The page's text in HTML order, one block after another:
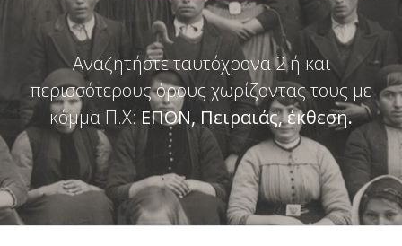
Αναζητήστε ταυτόχρονα 2 ή και
περισσότερους όρους χωρίζοντας τους με
κόμμα Π.Χ: ΕΠΟΝ, Πειραιάς, έκθεση.